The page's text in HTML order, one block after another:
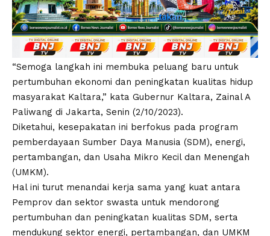
“Semoga langkah ini membuka peluang baru untuk
pertumbuhan ekonomi dan peningkatan kualitas hidup
masyarakat Kaltara,” kata Gubernur Kaltara, Zainal A
Paliwang di Jakarta, Senin (2/10/2023).
Diketahui, kesepakatan ini berfokus pada program
pemberdayaan Sumber Daya Manusia (SDM), energi,
pertambangan, dan Usaha Mikro Kecil dan Menengah
(UMKM).
Hal ini turut menandai kerja sama yang kuat antara
Pemprov dan sektor swasta untuk mendorong
pertumbuhan dan peningkatan kualitas SDM, serta
mendukung sektor energi, pertambangan, dan UMKM